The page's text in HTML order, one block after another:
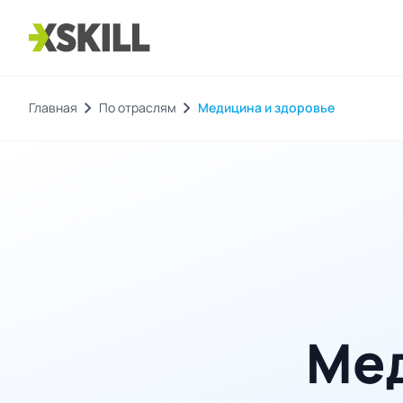
Главная chevron_right По отраслям chevron_right Медицина и здоровье